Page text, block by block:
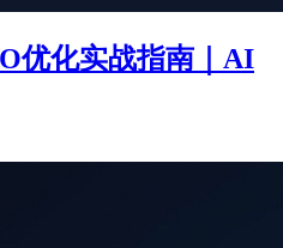
优化实战指南｜AI